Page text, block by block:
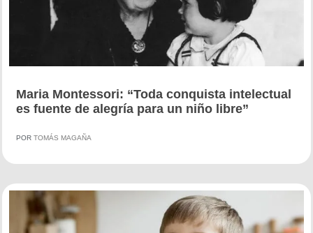
Maria Montessori: “Toda conquista intelectual
es fuente de alegría para un niño libre”
POR TOMÁS MAGAÑA